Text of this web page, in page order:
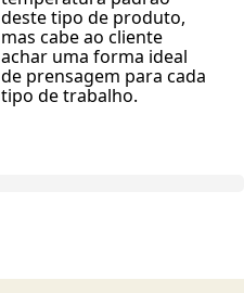
deste tipo de produto,
mas cabe ao cliente
achar uma forma ideal
de prensagem para cada
tipo de trabalho.